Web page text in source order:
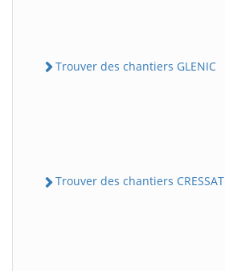
Trouver des chantiers GLENIC
Trouver des chantiers CRESSAT